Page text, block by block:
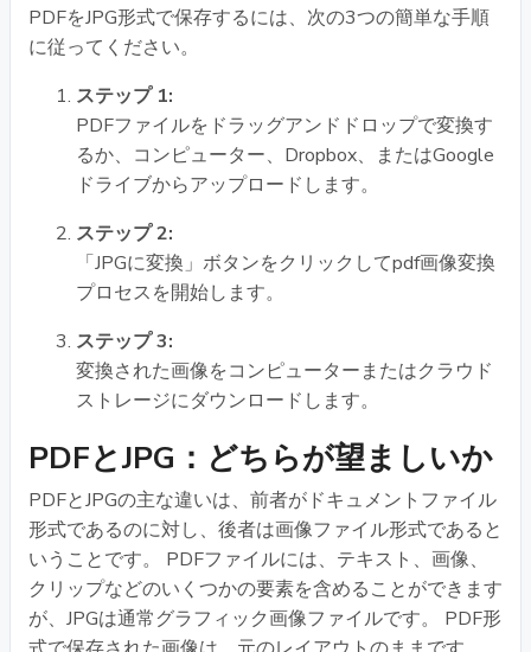
PDFをJPG形式で保存するには、次の3つの簡単な手順
に従ってください。
ステップ 1:
PDFファイルをドラッグアンドドロップで変換す
るか、コンピューター、Dropbox、またはGoogle
ドライブからアップロードします。
ステップ 2:
「JPGに変換」ボタンをクリックしてpdf画像変換
プロセスを開始します。
ステップ 3:
変換された画像をコンピューターまたはクラウド
ストレージにダウンロードします。
PDFとJPG：どちらが望ましいか
PDFとJPGの主な違いは、前者がドキュメントファイル
形式であるのに対し、後者は画像ファイル形式であると
いうことです。 PDFファイルには、テキスト、画像、
クリップなどのいくつかの要素を含めることができます
が、JPGは通常グラフィック画像ファイルです。 PDF形